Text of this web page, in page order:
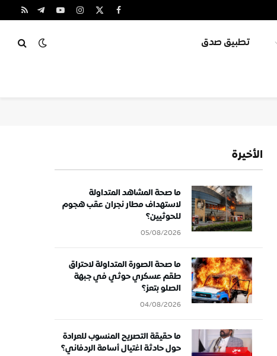
فيسبوك
X
الانستغراميوتيوبتيلقرامRSS
تطبيق صدق
الأخيرة
ما صحة المشاهد المتداولة
لاستهداف مطار نجران عقب هجوم
للحوثيين؟
05/08/2026
ما صحة الصورة المتداولة لاحتراق
طقم عسكري حوثي في جبهة
الصلو بتعز؟
04/08/2026
ما حقيقة التصريح المنسوب للعرادة
حول حادثة اغتيال أسامة الردفاني؟